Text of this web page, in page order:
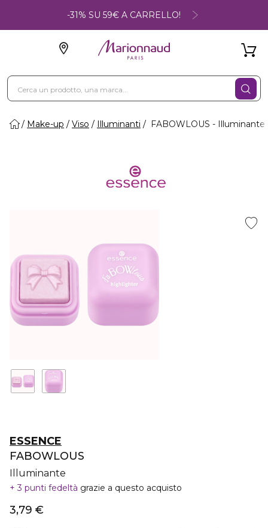
-31% SU 59€ A CARRELLO!
Make-up Viso Illuminanti FABOWLOUS - Illuminante
ESSENCE
FABOWLOUS
Illuminante
3 punti fedeltà grazie a questo acquisto
3,79 €